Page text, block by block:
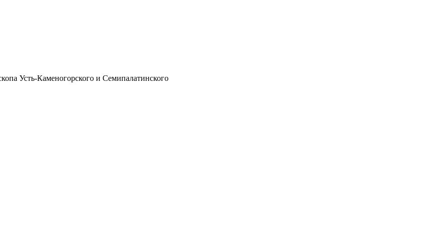
Усть-Каменогорского и Семипалатинского